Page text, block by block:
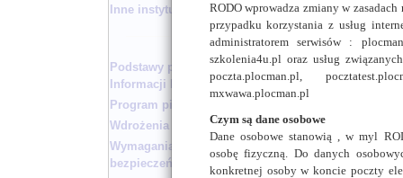
Inne instytucje
Podstawy prawne Biuletynu
Informacji Publicznej
Program pilotażowy
Wdrożenia wzorcowe
Wymagania w zakresie
bezpieczeństwa serwisu BIP
Urząd Gminy: Bedlno
województwo: łódzkie,
Bedlno, 99-311
strona BIP: http://
Urząd Gminy:
województwo:
pl. Wolności 3A, 09-
strona BIP:http://
RODO wprowadza zmiany w
przypadku korzystania z usług
administratorem serwisów :
szkolenia4u.pl oraz usług
poczta.plocman.pl,
mxwawa.plocman.pl
Czym są dane osobowe
Dane osobowe stanowią , w myl
osobę fizyczną. Do danych
konkretnej osoby w koncie poczty